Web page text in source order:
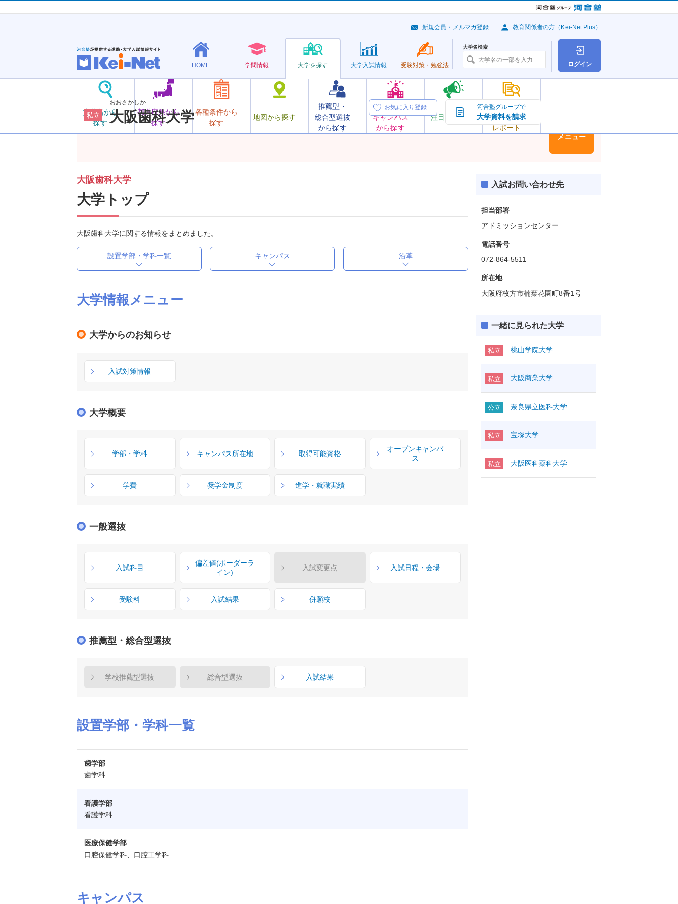
ログイン
HOME 学問情報 大学を探す
大学名から
探す
都道府県から
探す
各種条件から
探す
地図から探す
推薦型・
総合型選抜
から探す
オープン
キャンパス
から探す
注目の大学
大学の今
トピック＆
レポート
大学入試情報 受験対策・ 勉強法
大学名検索
新規会員・メルマガ登録 教育関係者の方（Kei-Net Plus）
私立
おおさかしか
大阪歯科大学
お気に入り登録 河合塾グループで
大学資料を請求
メニュー
大阪歯科大学
大学トップ
大阪歯科大学に関する情報をまとめました。
設置学部・学科一覧 キャンパス 沿革
大学情報メニュー
大学からのお知らせ
入試対策情報
大学概要
学部・学科 キャンパス所在地 取得可能資格
オープンキャンパ
ス
学費 奨学金制度 進学・就職実績
一般選抜
入試科目
偏差値(ボーダーラ
イン)
入試変更点 入試日程・会場
受験料 入試結果 併願校
推薦型・総合型選抜
学校推薦型選抜 総合型選抜 入試結果
設置学部・学科一覧
歯学部
歯学科
看護学部
看護学科
医療保健学部
口腔保健学科、口腔工学科
キャンパス
入試お問い合わせ先
担当部署
アドミッションセンター
電話番号
072-864-5511
所在地
大阪府枚方市楠葉花園町8番1号
一緒に見られた大学
私立 桃山学院大学
私立 大阪商業大学
公立 奈良県立医科大学
私立 宝塚大学
私立 大阪医科薬科大学